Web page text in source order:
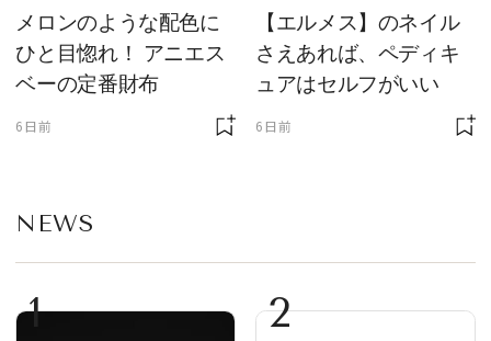
メロンのような配色に
ひと目惚れ！ アニエス
ベーの定番財布
6日前
【エルメス】のネイル
さえあれば、ペディキ
ュアはセルフがいい
6日前
NEWS
1 2